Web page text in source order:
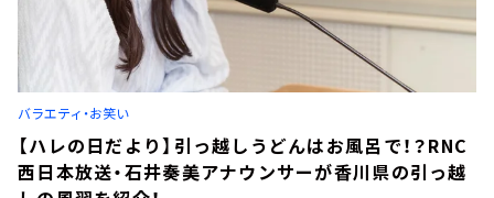
バラエティ・お笑い
【ハレの日だより】引っ越しうどんはお風呂で！？RNC
西日本放送・石井奏美アナウンサーが香川県の引っ越